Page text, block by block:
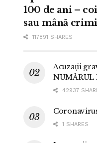
100 de ani –
sau mână
117891 SHARES
Acuzații
NUMĂRUL
42937
1 SHARES